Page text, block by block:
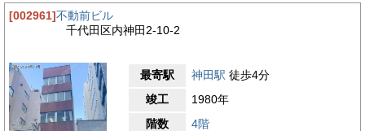
[002961]不動前ビル
千代田区内神田2-10-2
最寄駅 神田駅 徒歩4分
竣工
1980年
階数
4階